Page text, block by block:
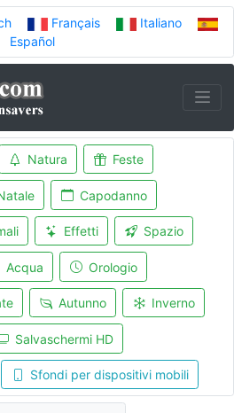
Français
Italiano
Español
Natura Feste
Capodanno
Effetti Spazio
Acqua Orologio
Autunno Inverno
Salvaschermi HD
Sfondi per dispositivi mobili